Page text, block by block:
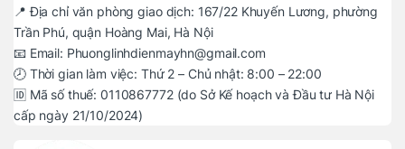
📍 Địa chỉ văn phòng giao dịch: 167/22 Khuyến Lương, phường
Trần Phú, quận Hoàng Mai, Hà Nội
📧 Email: Phuonglinhdienmayhn@gmail.com
🕗 Thời gian làm việc: Thứ 2 – Chủ nhật: 8:00 – 22:00
🆔 Mã số thuế: 0110867772 (do Sở Kế hoạch và Đầu tư Hà Nội
cấp ngày 21/10/2024)